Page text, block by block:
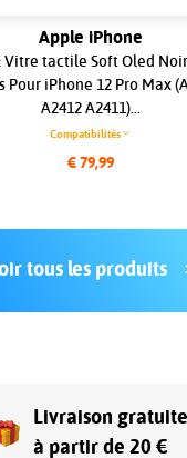
Apple iPhone
Vitre tactile Soft Oled
Pour iPhone 12 Pro Max
A2412 A2411)...
Compatibilités
€ 79,99
tous les produits
Livraison gratuite
à partir de 20 €